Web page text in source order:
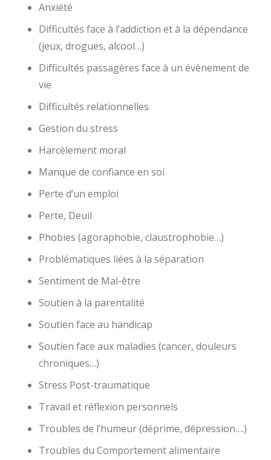
Anxiété
Difficultés face à l’addiction et à la dépendance
(jeux, drogues, alcool…)
Difficultés passagères face à un évènement de
vie
Difficultés relationnelles
Gestion du stress
Harcèlement moral
Manque de confiance en soi
Perte d’un emploi
Perte, Deuil
Phobies (agoraphobie, claustrophobie…)
Problématiques liées à la séparation
Sentiment de Mal-être
Soutien à la parentalité
Soutien face au handicap
Soutien face aux maladies (cancer, douleurs
chroniques…)
Stress Post-traumatique
Travail et réflexion personnels
Troubles de l’humeur (déprime, dépression….)
Troubles du Comportement alimentaire